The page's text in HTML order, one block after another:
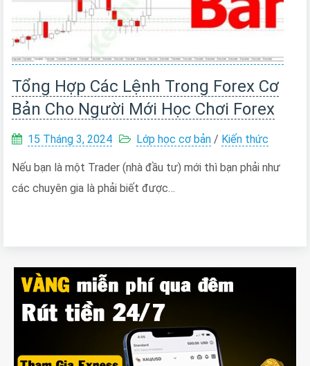
Tổng Hợp Các Lệnh Trong Forex Cơ
Bản Cho Người Mới Học Chơi Forex
15 Tháng 3, 2024 Lớp học cơ bản / Kiến thức
Nếu bạn là một Trader (nhà đầu tư) mới thì bạn phải như
các chuyên gia là phải biết được…